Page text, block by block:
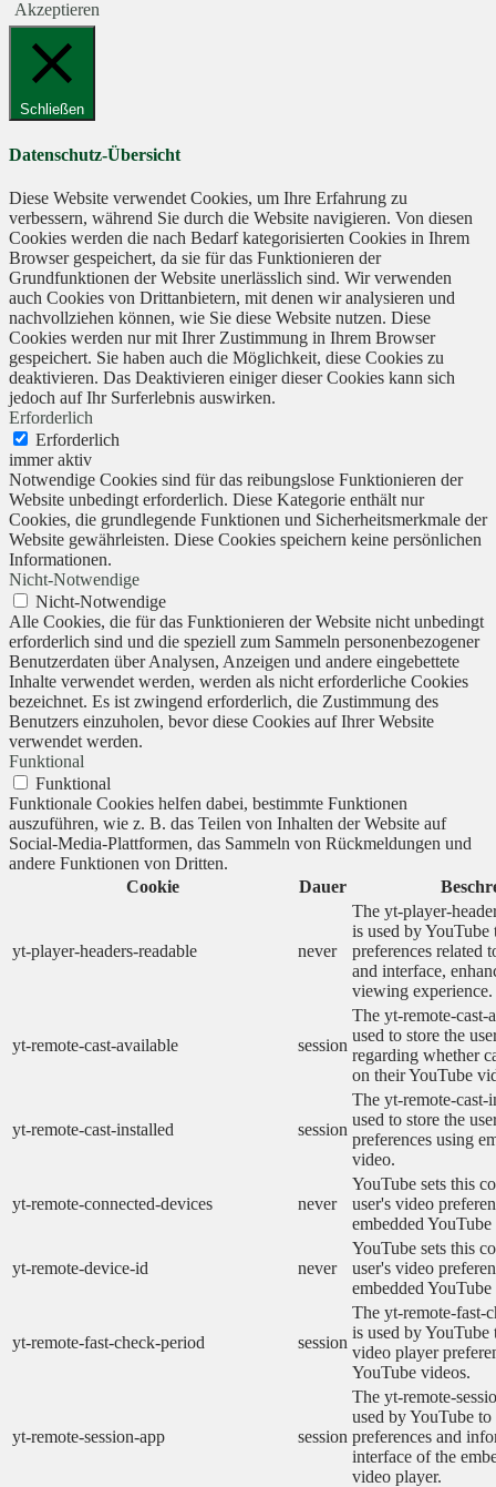
Akzeptieren
Schließen
Datenschutz-Übersicht
Diese Website verwendet Cookies, um Ihre Erfahrung zu
verbessern, während Sie durch die Website navigieren. Von diesen
Cookies werden die nach Bedarf kategorisierten Cookies in Ihrem
Browser gespeichert, da sie für das Funktionieren der
Grundfunktionen der Website unerlässlich sind. Wir verwenden
auch Cookies von Drittanbietern, mit denen wir analysieren und
nachvollziehen können, wie Sie diese Website nutzen. Diese
Cookies werden nur mit Ihrer Zustimmung in Ihrem Browser
gespeichert. Sie haben auch die Möglichkeit, diese Cookies zu
deaktivieren. Das Deaktivieren einiger dieser Cookies kann sich
jedoch auf Ihr Surferlebnis auswirken.
Erforderlich
Erforderlich
immer aktiv
Notwendige Cookies sind für das reibungslose Funktionieren der
Website unbedingt erforderlich. Diese Kategorie enthält nur
Cookies, die grundlegende Funktionen und Sicherheitsmerkmale der
Website gewährleisten. Diese Cookies speichern keine persönlichen
Informationen.
Nicht-Notwendige
Nicht-Notwendige
Alle Cookies, die für das Funktionieren der Website nicht unbedingt
erforderlich sind und die speziell zum Sammeln personenbezogener
Benutzerdaten über Analysen, Anzeigen und andere eingebettete
Inhalte verwendet werden, werden als nicht erforderliche Cookies
bezeichnet. Es ist zwingend erforderlich, die Zustimmung des
Benutzers einzuholen, bevor diese Cookies auf Ihrer Website
verwendet werden.
Funktional
Funktional
Funktionale Cookies helfen dabei, bestimmte Funktionen
auszuführen, wie z. B. das Teilen von Inhalten der Website auf
Social-Media-Plattformen, das Sammeln von Rückmeldungen und
andere Funktionen von Dritten.
Cookie
Dauer
yt-player-headers-readable never
The yt-player-
is used by YouTube
preferences related
and interface,
viewing experience.
yt-remote-cast-available session
The yt-remote-cast-
used to store the
regarding whether
on their YouTube
yt-remote-cast-installed session
The yt-remote-cast-
used to store the
preferences using
video.
yt-remote-connected-devices never
YouTube sets this
user's video
embedded
yt-remote-device-id never
YouTube sets this
user's video
embedded
yt-remote-fast-check-period session
The yt-remote-fast-
is used by YouTube
video player
YouTube videos.
yt-remote-session-app session
The yt-remote-
used by YouTube to
preferences and
interface of the
video player.